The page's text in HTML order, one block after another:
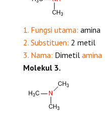
1. Fungsi utama: amina
2. Substituen: 2 metil
3. Nama: Dimetil amina
Molekul 3.